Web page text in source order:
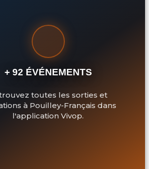
+ 92 ÉVÉNEMENTS
toutes les sorties et
à Pouilley-Français dans
l'application Vivop.